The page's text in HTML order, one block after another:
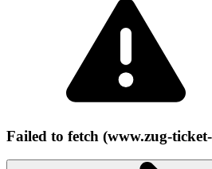
Failed to fetch (www.zug-